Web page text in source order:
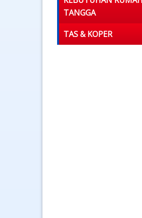
TANGGA
TAS & KOPER